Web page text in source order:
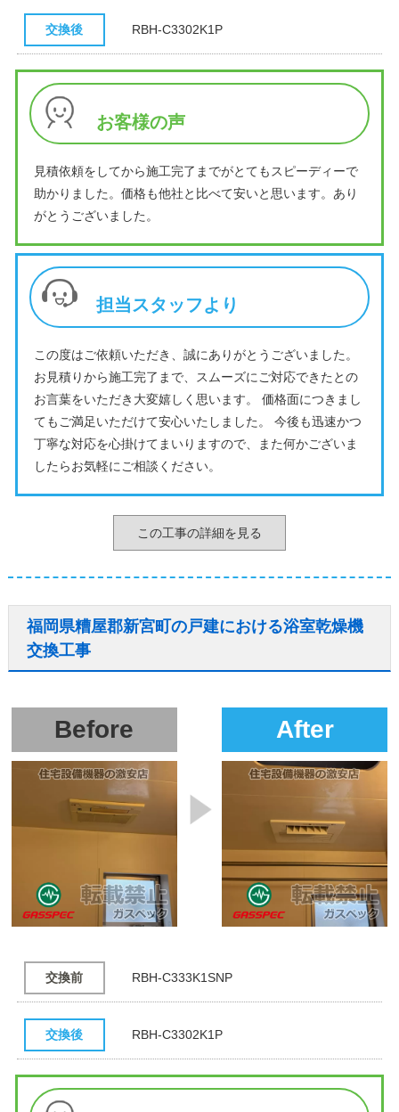
交換後 RBH-C3302K1P
お客様の声
見積依頼をしてから施工完了までがとてもスピーディーで
助かりました。価格も他社と比べて安いと思います。あり
がとうございました。
担当スタッフより
この度はご依頼いただき、誠にありがとうございました。
お見積りから施工完了まで、スムーズにご対応できたとの
お言葉をいただき大変嬉しく思います。 価格面につきまし
てもご満足いただけて安心いたしました。 今後も迅速かつ
丁寧な対応を心掛けてまいりますので、また何かございま
したらお気軽にご相談ください。
この工事の詳細を見る
福岡県糟屋郡新宮町の戸建における浴室乾燥機
交換工事
Before After
交換前 RBH-C333K1SNP
交換後 RBH-C3302K1P